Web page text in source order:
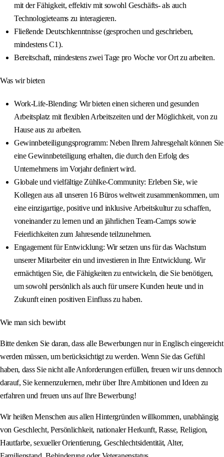
mit der Fähigkeit, effektiv mit sowohl Geschäfts- als auch
Technologieteams zu interagieren.
Fließende Deutschkenntnisse (gesprochen und geschrieben,
mindestens C1).
Bereitschaft, mindestens zwei Tage pro Woche vor Ort zu arbeiten.
Was wir bieten
Work-Life-Blending: Wir bieten einen sicheren und gesunden
Arbeitsplatz mit flexiblen Arbeitszeiten und der Möglichkeit, von zu
Hause aus zu arbeiten.
Gewinnbeteiligungsprogramm: Neben Ihrem Jahresgehalt können Sie
eine Gewinnbeteiligung erhalten, die durch den Erfolg des
Unternehmens im Vorjahr definiert wird.
Globale und vielfältige Zühlke-Community: Erleben Sie, wie
Kollegen aus all unseren 16 Büros weltweit zusammenkommen, um
eine einzigartige, positive und inklusive Arbeitskultur zu schaffen,
voneinander zu lernen und an jährlichen Team-Camps sowie
Feierlichkeiten zum Jahresende teilzunehmen.
Engagement für Entwicklung: Wir setzen uns für das Wachstum
unserer Mitarbeiter ein und investieren in Ihre Entwicklung. Wir
ermächtigen Sie, die Fähigkeiten zu entwickeln, die Sie benötigen,
um sowohl persönlich als auch für unsere Kunden heute und in
Zukunft einen positiven Einfluss zu haben.
Wie man sich bewirbt
Bitte denken Sie daran, dass alle Bewerbungen nur in Englisch eingereicht
werden müssen, um berücksichtigt zu werden. Wenn Sie das Gefühl
haben, dass Sie nicht alle Anforderungen erfüllen, freuen wir uns dennoch
darauf, Sie kennenzulernen, mehr über Ihre Ambitionen und Ideen zu
erfahren und freuen uns auf Ihre Bewerbung!
Wir heißen Menschen aus allen Hintergründen willkommen, unabhängig
von Geschlecht, Persönlichkeit, nationaler Herkunft, Rasse, Religion,
Hautfarbe, sexueller Orientierung, Geschlechtsidentität, Alter,